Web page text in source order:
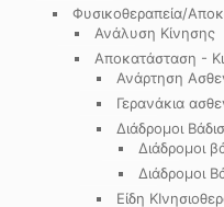
Φυσικοθεραπεία/
Ανάλυση Κίνησης
Αποκατάσταση -
Ανάρτηση
Γερανάκια
Διάδρομοι
Διάδρομοι
Διάδρομοι
Είδη